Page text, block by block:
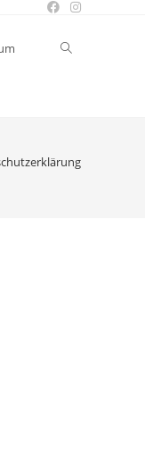
Website-